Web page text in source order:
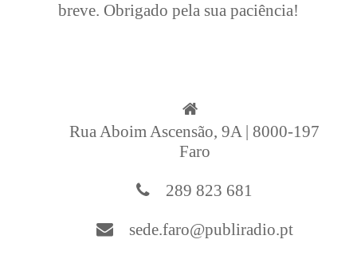
breve. Obrigado pela sua paciência!
Rua Aboim Ascensão, 9A | 8000-197
Faro
289 823 681
sede.faro@publiradio.pt